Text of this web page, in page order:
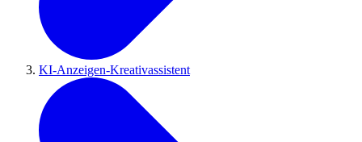
KI-Anzeigen-Kreativassistent